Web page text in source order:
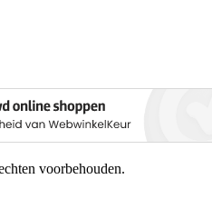
voorbehouden.